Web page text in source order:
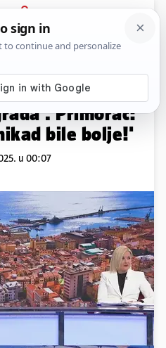
PRIJAVA
Komentari
'Treba
Primorac:
bile bolje!'
u 00:07